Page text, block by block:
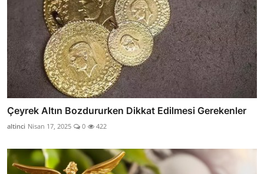
Çeyrek Altın Bozdururken Dikkat Edilmesi Gerekenler
altinci Nisan 17, 2025 0 422